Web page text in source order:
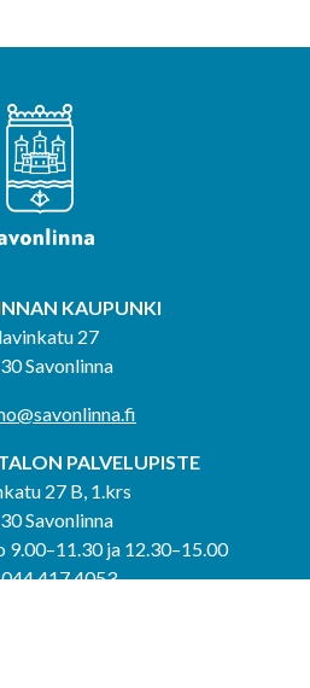
KAUPUNKI
27
Savonlinna
PALVELUPISTE
27 B, 1.krs
Savonlinna
9.00–11.30 ja 12.30–15.00
417 4053